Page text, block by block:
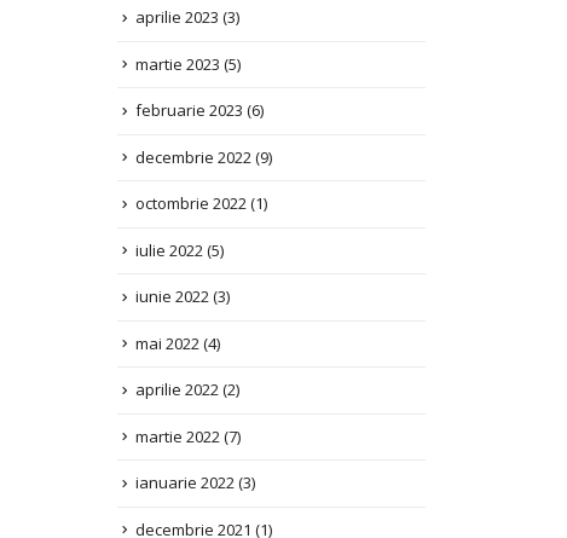
martie 2023 (5)
februarie 2023
decembrie 2022(9)
octombrie 2022(1)
iulie 2022(5)
iunie 2022(3)
mai 2022(4)
aprilie 2022(2)
martie 2022 (7)
ianuarie 2022(3)
decembrie 2021(1)
noiembrie 2021(6)